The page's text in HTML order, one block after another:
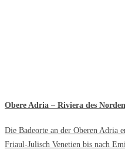
Obere Adria – Riviera des
Die Badeorte an der Oberen Adria
Friaul-Julisch Venetien bis nach